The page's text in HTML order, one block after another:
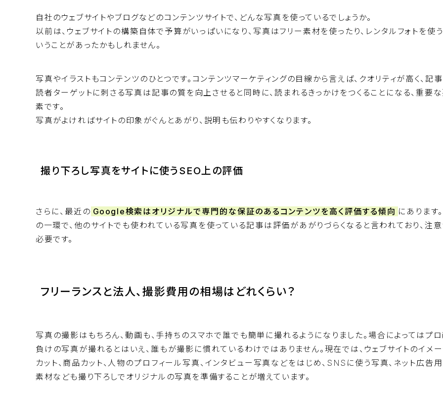
自社のウェブサイトやブログなどのコンテンツサイトで、どんな写真を使っているでしょうか。
以前は、ウェブサイトの構築自体で予算がいっぱいになり、写真はフリー素材を使ったり、レンタルフォトを使
いうことがあったかもしれません。
写真やイラストもコンテンツのひとつです。コンテンツマーケティングの目線から言えば、クオリティが高く、記
読者ターゲットに刺さる写真は記事の質を向上させると同時に、読まれるきっかけをつくることになる、重要
素です。
写真がよければサイトの印象がぐんとあがり、説明も伝わりやすくなります。
撮り下ろし写真をサイトに使うSEO上の評価
さらに、最近の Google検索はオリジナルで専門的な保証のあるコンテンツを高く評価する傾向 にあります
の一環で、他のサイトでも使われている写真を使っている記事は評価があがりづらくなると言われており、注
必要です。
フリーランスと法人、撮影費用の相場はどれくらい？
写真の撮影はもちろん、動画も、手持ちのスマホで誰でも簡単に撮れるようになりました。場合によってはプ
負けの写真が撮れるとはいえ、誰もが撮影に慣れているわけではありません。現在では、ウェブサイトのイメ
カット、商品カット、人物のプロフィール写真、インタビュー写真などをはじめ、SNSに使う写真、ネット広告
素材なども撮り下ろしでオリジナルの写真を準備することが増えています。